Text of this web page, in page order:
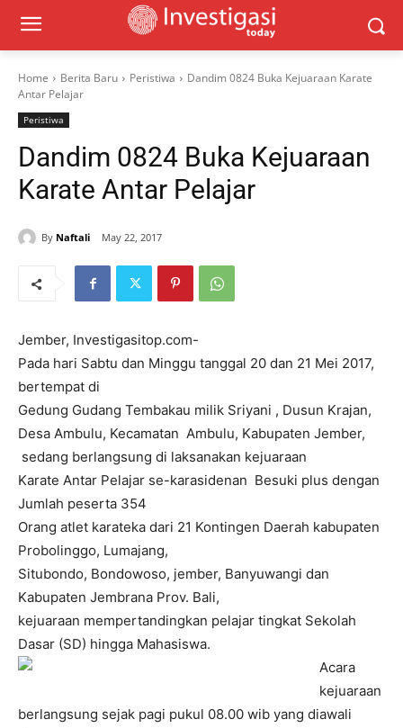
Home Berita Baru Peristiwa
Dandim 0824 Buka Kejuaraan Karate
Antar Pelajar
Peristiwa
Dandim 0824 Buka Kejuaraan
Karate Antar Pelajar
By Naftali May 22, 2017
Jember, Investigasitop.com-
Pada hari Sabtu dan Minggu tanggal 20 dan 21 Mei 2017,
bertempat di
Gedung Gudang Tembakau milik Sriyani , Dusun Krajan,
Desa Ambulu, Kecamatan Ambulu, Kabupaten Jember,
sedang berlangsung di laksanakan kejuaraan
Karate Antar Pelajar se-karasidenan Besuki plus dengan
Jumlah peserta 354
Orang atlet karateka dari 21 Kontingen Daerah kabupaten
Probolinggo, Lumajang,
Situbondo, Bondowoso, jember, Banyuwangi dan
Kabupaten Jembrana Prov. Bali,
kejuaraan mempertandingkan pelajar tingkat Sekolah
Dasar (SD) hingga Mahasiswa.
Acara
kejuaraan
berlangsung sejak pagi pukul 08.00 wib yang diawali